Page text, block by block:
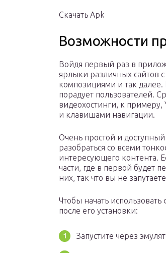
Скачать Apk
Возможности
Войдя первый раз в
ярлыки различных сайтов
композициями и так далее.
порадует пользователей.
видеохостинги, к
и клавишами навигации.
Очень простой и
разобраться со всеми
интересующего контента.
части, где в первой будет
них, так что вы не
Чтобы начать
после его установки:
Запустите через